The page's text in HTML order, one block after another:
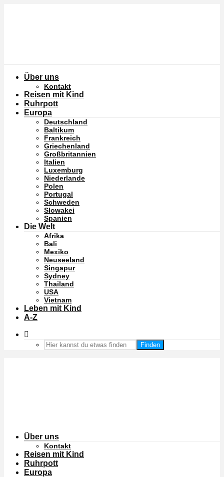
Über uns
Kontakt
Reisen mit Kind
Ruhrpott
Europa
Deutschland
Baltikum
Frankreich
Griechenland
Großbritannien
Italien
Luxemburg
Niederlande
Polen
Portugal
Schweden
Slowakei
Spanien
Die Welt
Afrika
Bali
Mexiko
Neuseeland
Singapur
Sydney
Thailand
USA
Vietnam
Leben mit Kind
A-Z
Finden
Über uns
Kontakt
Reisen mit Kind
Ruhrpott
Europa